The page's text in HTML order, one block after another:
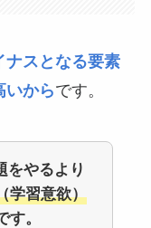
ナスとなる要素
いからです。
をやるより
学習意欲）
す。